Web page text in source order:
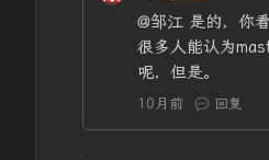
@邹江 是的，你
很多人能认为
呢，但是。
10月前 回复